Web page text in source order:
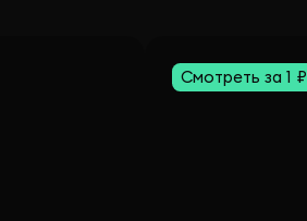
Смотреть за 1 ₽